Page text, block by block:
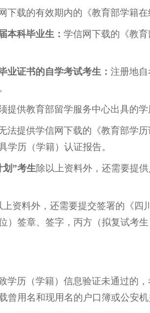
下载的有效期内的《教育部学籍在
本科毕业生：学信网下载的《教
业证书的自学考试考生：注册地
提供教育部留学服务中心出具的学
法提供学信网下载的《教育部学
学历（学籍）认证报告。
划”考生除以上资料外，还需要提
上资料外，还需要提交签署的《四
）签章、签字，丙方（拟复试考
学历（学籍）信息验证未通过的
曾用名和现用名的户口簿或公安机